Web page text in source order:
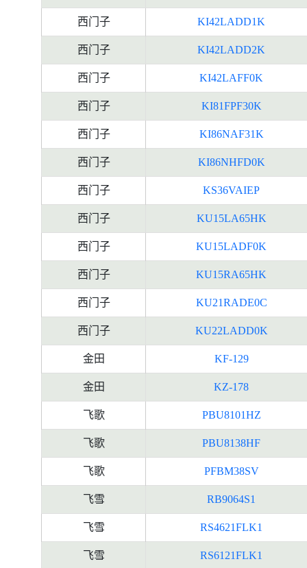
西门子 KI42LADD1K
西门子 KI42LADD2K
西门子 KI42LAFF0K
西门子 KI81FPF30K
西门子 KI86NAF31K
西门子 KI86NHFD0K
西门子 KS36VAIEP
西门子 KU15LA65HK
西门子 KU15LADF0K
西门子 KU15RA65HK
西门子 KU21RADE0C
西门子 KU22LADD0K
金田 KF-129
金田 KZ-178
飞歌 PBU8101HZ
飞歌 PBU8138HF
飞歌 PFBM38SV
飞雪 RB9064S1
飞雪 RS4621FLK1
飞雪 RS6121FLK1